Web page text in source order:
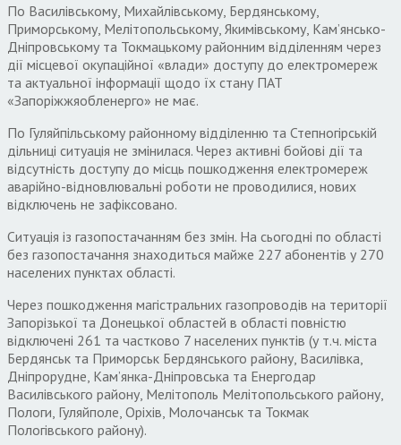
По Василівському, Михайлівському, Бердянському,
Приморському, Мелітопольському, Якимівському, Кам’янсько-
Дніпровському та Токмацькому районним відділенням через
дії місцевої окупаційної «влади» доступу до електромереж
та актуальної інформації щодо їх стану ПАТ
«Запоріжжяобленерго» не має.
По Гуляйпільському районному відділенню та Степногірській
дільниці ситуація не змінилася. Через активні бойові дії та
відсутність доступу до місць пошкодження електромереж
аварійно-відновлювальні роботи не проводилися, нових
відключень не зафіксовано.
Ситуація із газопостачанням без змін. На сьогодні по області
без газопостачання знаходиться майже 227 абонентів у 270
населених пунктах області.
Через пошкодження магістральних газопроводів на території
Запорізької та Донецької областей в області повністю
відключені 261 та частково 7 населених пунктів (у т.ч. міста
Бердянськ та Приморськ Бердянського району, Василівка,
Дніпрорудне, Кам’янка-Дніпровська та Енергодар
Василівського району, Мелітополь Мелітопольського району,
Пологи, Гуляйполе, Оріхів, Молочанськ та Токмак
Пологівського району).